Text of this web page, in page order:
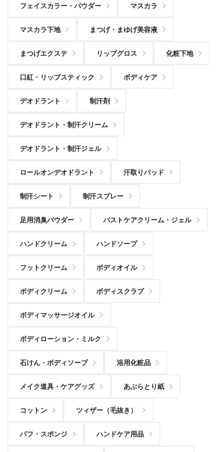
フェイスカラー・パウダー マスカラ
マスカラ下地 まつげ・まゆげ美容液
まつげエクステ リップグロス 化粧下地
口紅・リップスティック ボディケア
デオドラント 制汗剤
デオドラント・制汗クリーム
デオドラント・制汗ジェル
ロールオンデオドラント 汗取りパッド
制汗シート 制汗スプレー
足用消臭パウダー バストケアクリーム・ジェル
ハンドクリーム ハンドソープ
フットクリーム ボディオイル
ボディクリーム ボディスクラブ
ボディマッサージオイル
ボディローション・ミルク
石けん・ボディソープ 浴用化粧品
メイク道具・ケアグッズ あぶらとり紙
コットン ツィザー（毛抜き）
パフ・スポンジ ハンドケア用品